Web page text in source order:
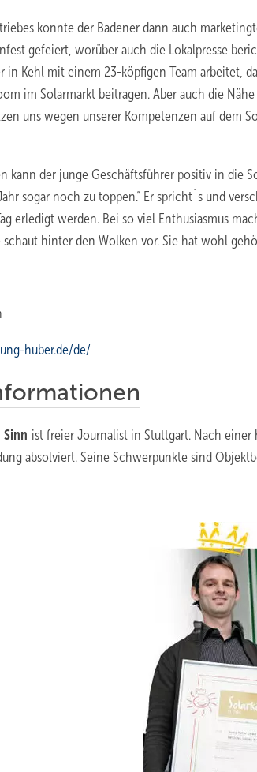
konnte der Badener dann auch
gefeiert, worüber auch die Lokalpresse
in Kehl mit einem 23-köpfigen Team arbeitet,
im Solarmarkt beitragen. Aber auch die
uns wegen unserer Kompetenzen auf
kann der junge Geschäftsführer positiv in die
sogar noch zu toppen.“ Er spricht´s und
erledigt werden. Bei so viel Enthusiasmus
schaut hinter den Wolken vor. Sie hat wohl
huber.de/de/
Sinn ist freier Journalist in Stuttgart. Nach
absolviert. Seine Schwerpunkte sind